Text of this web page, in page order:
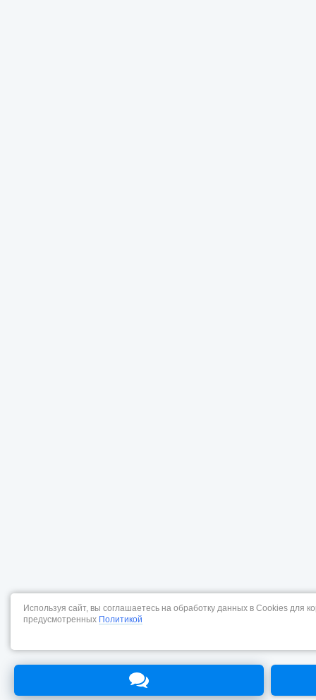
Используя сайт, вы соглашаетесь на обработку данных в Cookies для
предусмотренных Политикой